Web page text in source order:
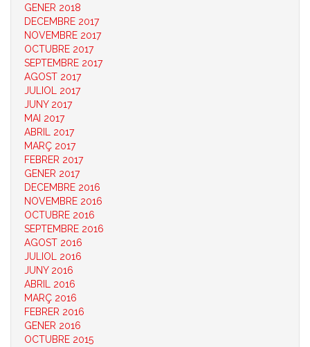
GENER 2018
DECEMBRE 2017
NOVEMBRE 2017
OCTUBRE 2017
SEPTEMBRE 2017
AGOST 2017
JULIOL 2017
JUNY 2017
MAI 2017
ABRIL 2017
MARÇ 2017
FEBRER 2017
GENER 2017
DECEMBRE 2016
NOVEMBRE 2016
OCTUBRE 2016
SEPTEMBRE 2016
AGOST 2016
JULIOL 2016
JUNY 2016
ABRIL 2016
MARÇ 2016
FEBRER 2016
GENER 2016
OCTUBRE 2015